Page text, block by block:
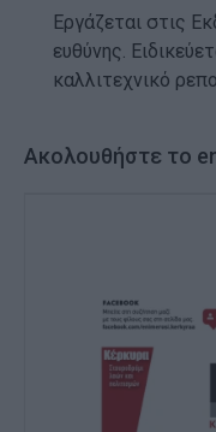
Εργάζεται στις
ευθύνης.
καλλιτεχνικό
Ακολουθήστε το